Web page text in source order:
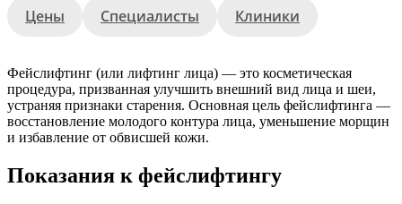
Цены Специалисты Клиники
Фейслифтинг (или лифтинг лица) — это косметическая
процедура, призванная улучшить внешний вид лица и шеи,
устраняя признаки старения. Основная цель фейслифтинга —
восстановление молодого контура лица, уменьшение морщин
и избавление от обвисшей кожи.
Показания к фейслифтингу